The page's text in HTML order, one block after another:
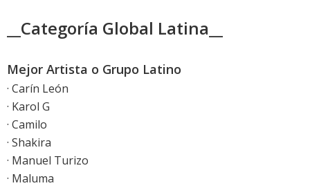
__Categoría Global Latina__
Mejor Artista o Grupo Latino
· Carín León
· Karol G
· Camilo
· Shakira
· Manuel Turizo
· Maluma